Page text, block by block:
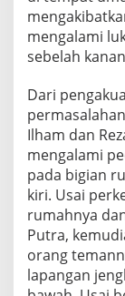
mengalami
sebelah
Dari
Ilham dan
mengalami
pada bigian
kiri. Usai
rumahnya
Putra,
orang
lapangan